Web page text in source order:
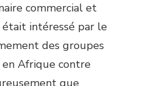
commercial et
intéressé par le
des groupes
Afrique contre